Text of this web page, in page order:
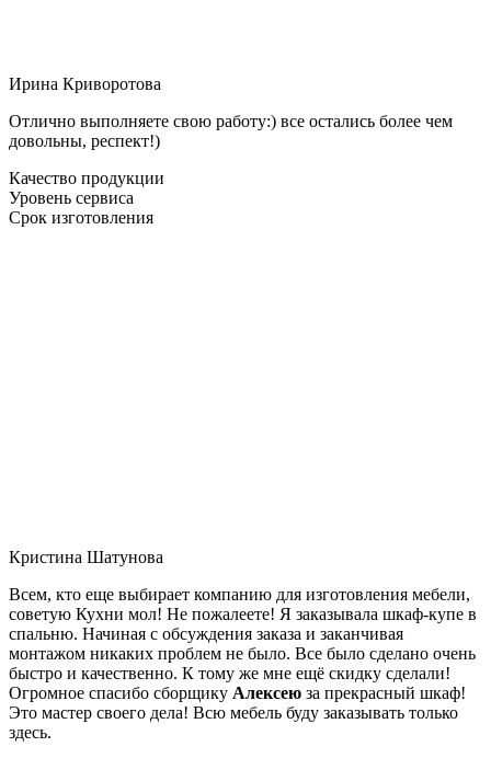
Ирина Криворотова
Отлично выполняете свою работу:) все остались более чем
довольны, респект!)
Качество продукции
Уровень сервиса
Срок изготовления
Кристина Шатунова
Всем, кто еще выбирает компанию для изготовления мебели,
советую Кухни мол! Не пожалеете! Я заказывала шкаф-купе в
спальню. Начиная с обсуждения заказа и заканчивая
монтажом никаких проблем не было. Все было сделано очень
быстро и качественно. К тому же мне ещё скидку сделали!
Огромное спасибо сборщику Алексею за прекрасный шкаф!
Это мастер своего дела! Всю мебель буду заказывать только
здесь.